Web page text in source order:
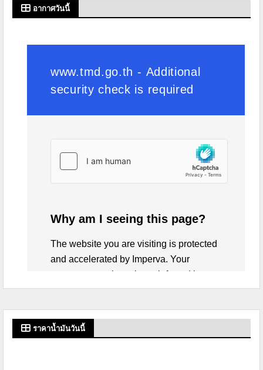
อากาศวันนี้
ราคาน้ำมันวันนี้